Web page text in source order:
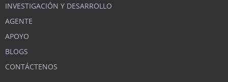
INVESTIGACIÓN Y DESARROLLO
AGENTE
APOYO
BLOGS
CONTÁCTENOS